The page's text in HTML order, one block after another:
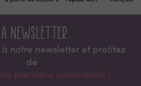
newsletter
notre newsletter et proﬁtez
de
première commande !